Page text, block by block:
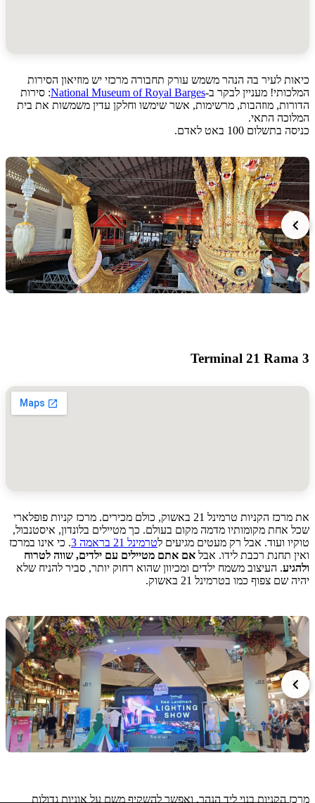
לעיר בה הנהר משמש עורק תחבורה מרכזי יש מוזיאון הסירות
מעניין לבקר ב-National Museum of Royal Barges: סירות
מוזהבות, מרשימות, אשר שימשו וחלקן עדין משמשות את בית
התאי.
100 באט לאדם.
Terminal 21
את מרכז הקניות טרמינל 21 באשוק, כולם מכירים. מרכז קניות פופלארי
מקומותיו מדמה מקום בעולם. כך מטיילים בלונדון, איסטנבול,
ועוד. אבל רק מעטים מגיעים לטרמינל 21 בראמה 3
. כי אינו במרכז
תחנת רכבת לידו. אבלאם אתם מטיילים עם ילדים, שווה לטרוח
. העיצוב משמח ילדים ומכיוון שהוא רחוק יותר, סביר להניח שלא
צפוף כמו בטרמינל 21 באשוק.
הקניות בנוי ליד הנהר, ואפשר להשקיף משם על אוניות גדולות